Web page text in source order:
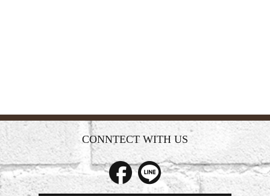
CONNTECT WITH US